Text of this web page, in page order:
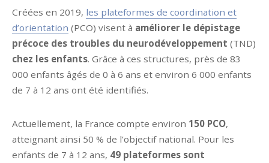
Créées en 2019, les plateformes de coordination et
d’orientation (PCO) visent à améliorer le dépistage
précoce des troubles du neurodéveloppement (TND)
chez les enfants. Grâce à ces structures, près de 83
000 enfants âgés de 0 à 6 ans et environ 6 000 enfants
de 7 à 12 ans ont été identifiés.
Actuellement, la France compte environ 150 PCO,
atteignant ainsi 50 % de l’objectif national. Pour les
enfants de 7 à 12 ans, 49 plateformes sont